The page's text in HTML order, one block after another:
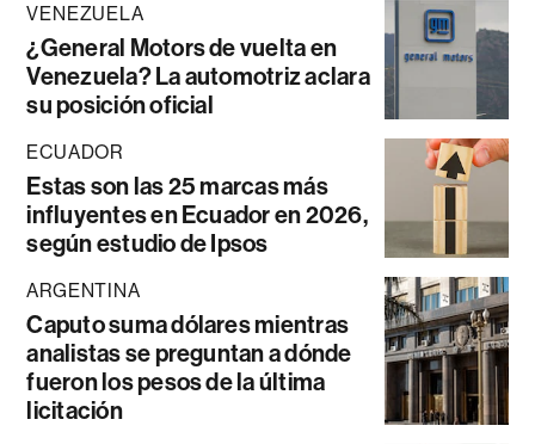
VENEZUELA
¿General Motors de vuelta en
Venezuela? La automotriz aclara
su posición oficial
ECUADOR
Estas son las 25 marcas más
influyentes en Ecuador en 2026,
según estudio de Ipsos
ARGENTINA
Caputo suma dólares mientras
analistas se preguntan a dónde
fueron los pesos de la última
licitación